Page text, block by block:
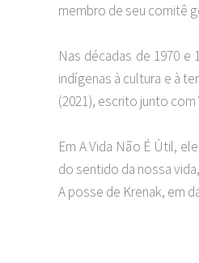
membro de seu comitê
Nas décadas de 1970
indígenas à cultura e à
(2021), escrito junto com
Em A Vida Não É Útil,
do sentido da nossa
A posse de Krenak, em